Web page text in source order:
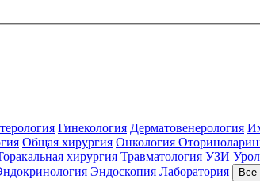
Гинекология Дерматовенерология
Общая хирургия Онкология
хирургия Травматология УЗИ
Эндоскопия Лаборатория Все